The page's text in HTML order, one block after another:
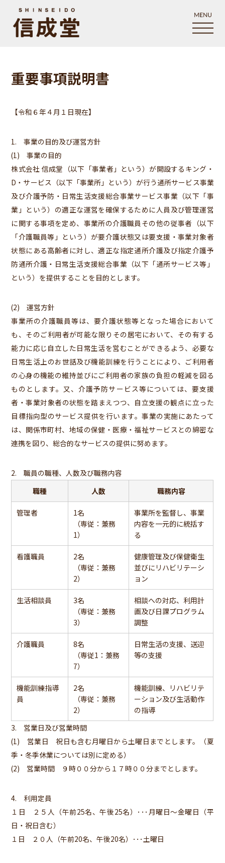
重要事項説明書
【令和６年４月１日現在】
1. 事業の目的及び運営方針
(1) 事業の目的
株式会社 信成堂（以下「事業者」という）が開設するキング・
D・サービス（以下「事業所」という）が行う通所サービス事業
及び介護予防・日常生活支援総合事業サービス事業（以下「事
業」という）の適正な運営を確保するために人員及び管理運営
に関する事項を定め、事業所の介護職員その他の従事者（以下
「介護職員等」という）が要介護状態又は要支援・事業対象者
状態にある高齢者に対し、適正な指定通所介護及び指定介護予
防通所介護・日常生活支援総合事業（以下「通所サービス等」
という）を提供することを目的とします。
(2) 運営方針
事業所の介護職員等は、要介護状態等となった場合において
も、そのご利用者が可能な限りその居宅において、その有する
能力に応じ自立した日常生活を営むことができるよう、必要な
日常生活上のお世話及び機能訓練を行うことにより、ご利用者
の心身の機能の維持並びにご利用者の家族の負担の軽減を図る
ものとします。又、介護予防サービス等については、要支援
者・事業対象者の状態を踏まえつつ、自立支援の観点に立った
目標指向型のサービス提供を行います。事業の実施にあたって
は、関係市町村、地域の保健・医療・福祉サービスとの綿密な
連携を図り、総合的なサービスの提供に努めます。
2. 職員の職種、人数及び職務内容
職種
人数 職務内容
管理者
1名
（専従：兼務
1）
事業所を監督し、事業
内容を一元的に統括す
る
看護職員
2名
（専従：兼務
2）
健康管理及び保健衛生
並びにリハビリテーシ
ョン
生活相談員
3名
（専従：兼務
3）
相談への対応、利用計
画及び日課プログラム
調整
介護職員
8名
（専従1：兼務
7）
日常生活の支援、送迎
等の支援
機能訓練指導
員
2名
（専従：兼務
2）
機能訓練、リハビリテ
ーション及び生活動作
の指導
3. 営業日及び営業時間
(1) 営業日 祝日も含む月曜日から土曜日までとします。（夏
季・冬季休業については別に定める）
(2) 営業時間 ９時００分から１７時００分までとします。
4. 利用定員
１日 ２５人（午前25名、午後25名）･･･月曜日～金曜日（平
日・祝日含む）
１日 ２０人（午前20名、午後20名）･･･土曜日